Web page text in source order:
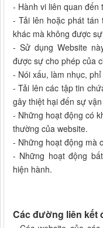
- Hành vi liên quan đến
- Tải lên hoặc phát
khác mà không được
- Sử dụng Website
được sự cho phép của
- Nói xấu, làm nhục,
- Tải lên các tập tin
gây thiệt hại đến sự
- Những hoạt động có
thường của website.
- Những hoạt động mà
- Những hoạt động
hiện hành.
Các đường liên kết